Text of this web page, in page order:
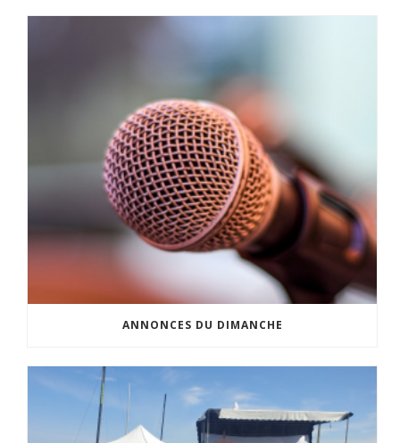
ANNONCES DU DIMANCHE